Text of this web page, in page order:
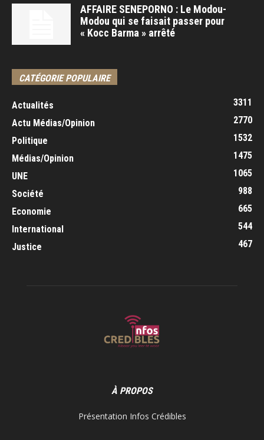
AFFAIRE SENEPORNO : Le Modou-
Modou qui se faisait passer pour
« Kocc Barma » arrêté
CATÉGORIE POPULAIRE
Actualités
3311
Actu Médias/Opinion
2770
Politique
1532
Médias/Opinion
1475
UNE
1065
Société
988
Economie
665
International
544
Justice
467
À PROPOS
Présentation Infos Crédibles